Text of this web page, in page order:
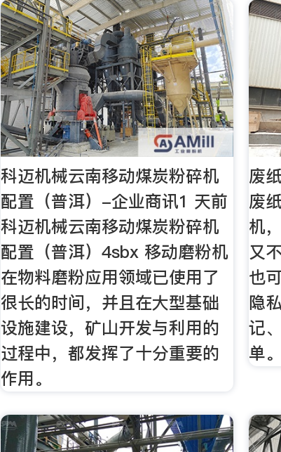
科迈机械云南移动煤炭粉碎机
配置（普洱）-企业商讯1 天前
科迈机械云南移动煤炭粉碎机
配置（普洱）4sbx 移动磨粉机
在物料磨粉应用领域已使用了
很长的时间，并且在大型基础
设施建设，矿山开发与利用的
过程中，都发挥了十分重要的
作用。
废
废
机
又
也
隐
记
单